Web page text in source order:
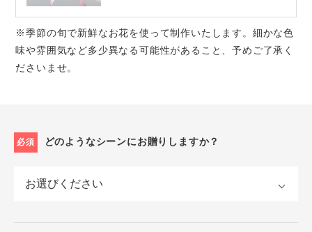
※季節の旬で新鮮なお花を使って制作いたします。細かな色
味や雰囲気など多少異なる可能性があること、予めご了承く
ださいませ。
必須 どのようなシーンにお贈りしますか？